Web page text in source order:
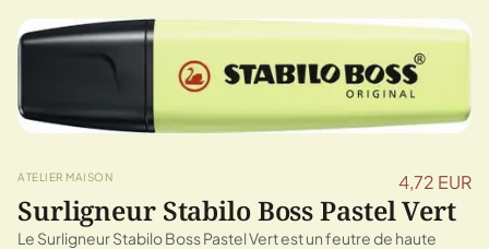
ATELIER MAISON 4,72 EUR
Surligneur Stabilo Boss Pastel Vert
Le Surligneur Stabilo Boss Pastel Vert est un feutre de haute